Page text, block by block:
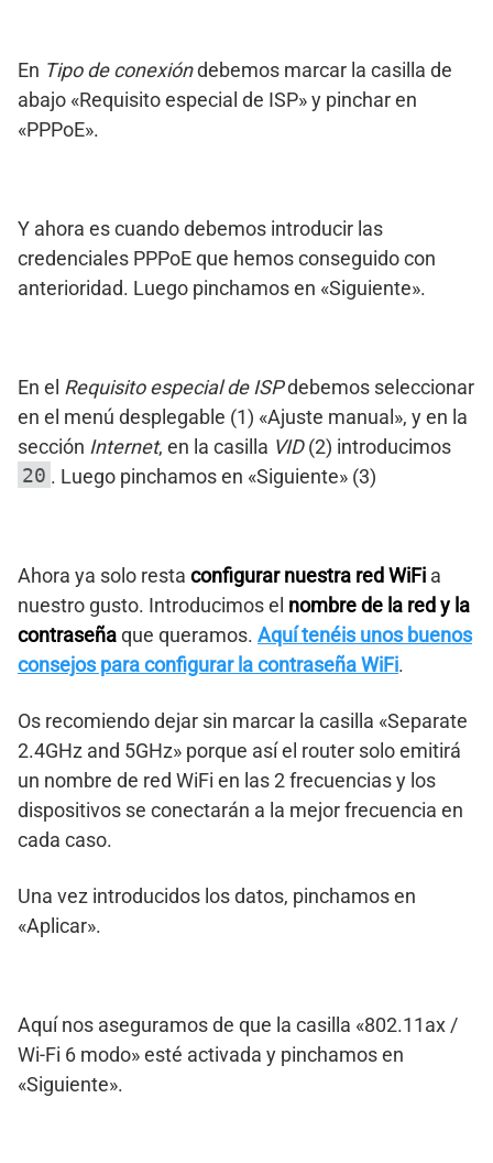
En Tipo de conexióndebemos marcar la casilla de
abajo «Requisito especial de ISP» y pinchar en
«PPPoE».
Y ahora es cuando debemos introducir las
credenciales PPPoE que hemos conseguido con
anterioridad. Luego pinchamos en «Siguiente».
En el Requisito especial de ISPdebemos seleccionar
en el menú desplegable (1) «Ajuste manual», y en la
sección Internet, en la casilla VID(2) introducimos
20 . Luego pinchamos en «Siguiente» (3)
Ahora ya solo resta configurar nuestra red WiFi a
nuestro gusto. Introducimos el nombre de la red y la
contraseñaque queramos. Aquí tenéis unos buenos
consejos para configurar la contraseña WiFi.
Os recomiendo dejar sin marcar la casilla «Separate
2.4GHz and 5GHz» porque así el router solo emitirá
un nombre de red WiFi en las 2 frecuencias y los
dispositivos se conectarán a la mejor frecuencia en
cada caso.
Una vez introducidos los datos, pinchamos en
«Aplicar».
Aquí nos aseguramos de que la casilla «802.11ax /
Wi-Fi 6 modo» esté activada y pinchamos en
«Siguiente».